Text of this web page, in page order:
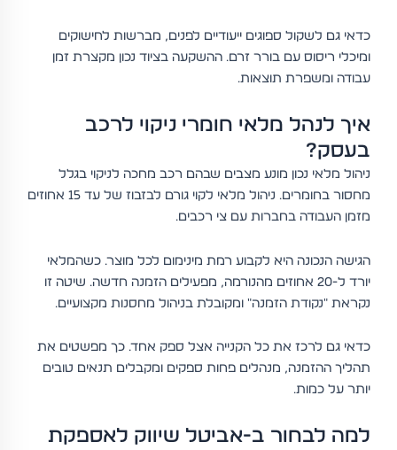
כדאי גם לשקול ספוגים ייעודיים לפנים, מברשות לחישוקים
ומיכלי ריסוס עם בורר זרם. ההשקעה בציוד נכון מקצרת זמן
עבודה ומשפרת תוצאות.
איך לנהל מלאי חומרי ניקוי לרכב
בעסק?
ניהול מלאי נכון מונע מצבים שבהם רכב מחכה לניקוי בגלל
מחסור בחומרים. ניהול מלאי לקוי גורם לבזבוז של עד 15 אחוזים
מזמן העבודה בחברות עם צי רכבים.
הגישה הנכונה היא לקבוע רמת מינימום לכל מוצר. כשהמלאי
יורד ל-20 אחוזים מהנורמה, מפעילים הזמנה חדשה. שיטה זו
נקראת "נקודת הזמנה" ומקובלת בניהול מחסנות מקצועיים.
כדאי גם לרכז את כל הקנייה אצל ספק אחד. כך מפשטים את
תהליך ההזמנה, מנהלים פחות ספקים ומקבלים תנאים טובים
יותר על כמות.
למה לבחור ב-אביטל שיווק לאספקת